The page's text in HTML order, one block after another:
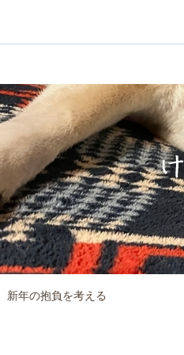
新年の抱負を考える